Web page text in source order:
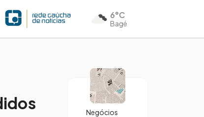
6°C
Bagé
Negócios